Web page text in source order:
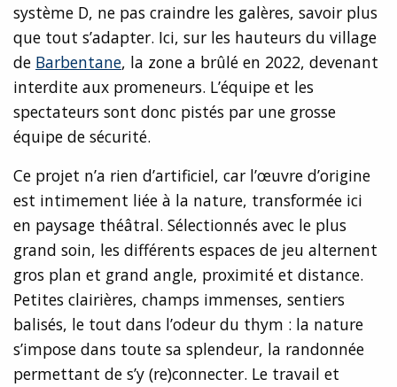
système D, ne pas craindre les galères, savoir plus
que tout s’adapter. Ici, sur les hauteurs du village
de Barbentane, la zone a brûlé en 2022, devenant
interdite aux promeneurs. L’équipe et les
spectateurs sont donc pistés par une grosse
équipe de sécurité.
Ce projet n’a rien d’artificiel, car l’œuvre d’origine
est intimement liée à la nature, transformée ici
en paysage théâtral. Sélectionnés avec le plus
grand soin, les différents espaces de jeu alternent
gros plan et grand angle, proximité et distance.
Petites clairières, champs immenses, sentiers
balisés, le tout dans l’odeur du thym : la nature
s’impose dans toute sa splendeur, la randonnée
permettant de s’y (re)connecter. Le travail et